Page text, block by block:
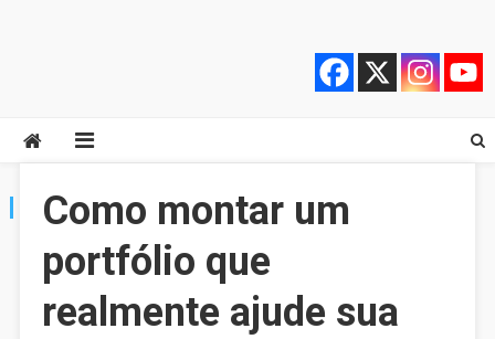
Quebrando o Controle
TAG:CARREIRAS EM GAMES
Como montar um
portfólio que
realmente ajude sua